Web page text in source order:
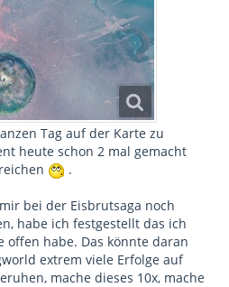
Tag auf der Karte zu
heute schon 2 mal gemacht
.
bei der Eisbrutsaga noch
habe ich festgestellt das ich
offen habe. Das könnte daran
extrem viele Erfolge auf
mache dieses 10x, mache